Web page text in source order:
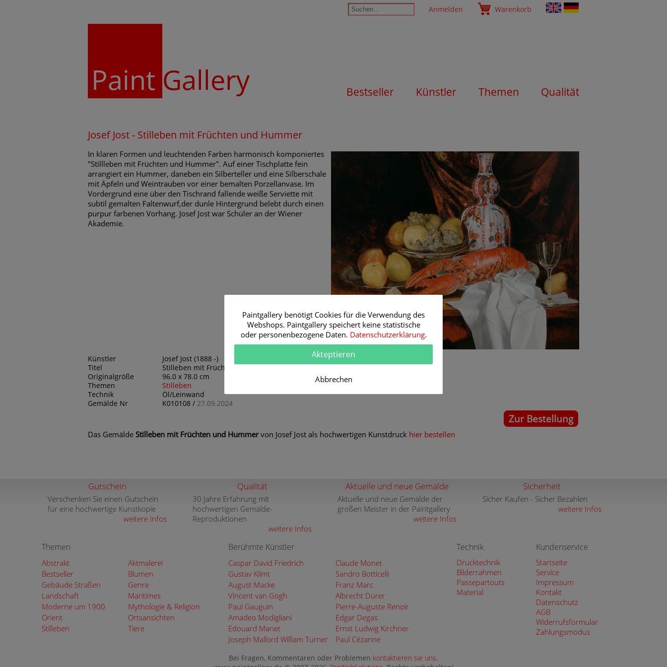
Anmelden Warenkorb
Paint Gallery Bestseller Künstler Themen Qualität
Josef Jost - Stilleben mit Früchten und Hummer
In klaren Formen und leuchtenden Farben harmonisch komponiertes
"Stillleben mit Früchten und Hummer". Auf einer Tischplatte fein
arrangiert ein Hummer, daneben ein Silberteller und eine Silberschale
mit Äpfeln und Weintrauben vor einer bemalten Porzellanvase. Im
Vordergrund eine über den Tischrand fallende weiße Serviette mit
subtil gemalten Faltenwurf,der dunle Hintergrund belebt durch einen
purpur farbenen Vorhang. Josef Jost war Schüler an der Wiener
Akademie.
Künstler
Josef Jost (1888 -)
Titel
Stilleben mit Früchten und Hummer
Originalgröße
96.0 x 78.0 cm
Themen
Stilleben
Technik
Öl/Leinwand
Gemälde Nr
K010108 / 27.09.2024
Zur Bestellung
Das Gemälde Stilleben mit Früchten und Hummervon Josef Jost als hochwertigen Kunstdruck hier bestellen
Gutschein
Verschenken Sie einen Gutschein
für eine hochwertige Kunstkopie
weitere Infos
Qualität
30 Jahre Erfahrung mit
hochwertigen Gemälde-
Reproduktionen
weitere Infos
Aktuelle und neue Gemälde
Aktuelle und neue Gemälde der
großen Meister in der Paintgallery
weitere Infos
Sicherheit
Sicher Kaufen - Sicher Bezahlen
weitere Infos
Themen
Abstrakt
Aktmalerei
Bestseller
Blumen
Gebäude Straßen
Genre
Landschaft
Maritimes
Moderne um 1900
Mythologie & Religion
Orient
Ortsansichten
Stilleben
Tiere
Berühmte Künstler
Caspar David Friedrich
Claude Monet
Gustav Klimt
Sandro Botticelli
August Macke
Franz Marc
Vincent van Gogh
Albrecht Dürer
Paul Gauguin
Pierre-Auguste Renoir
Amadeo Modigliani
Edgar Degas
Edouard Manet
Ernst Ludwig Kirchner
Joseph Mallord William Turner
Paul Cézanne
Technik
Drucktechnik
Bilderrahmen
Passepartouts
Material
Kundenservice
Startseite
Service
Impressum
Kontakt
Datenschutz
AGB
Widerrufsformular
Zahlungsmodus
Bei Fragen, Kommentaren oder Problemen kontaktieren sie uns.
Paintgallery benötigt Cookies für die Verwendung des
Webshops. Paintgallery speichert keine statistische
oder personenbezogene Daten. Datenschutzerklärung.
Akteptieren
Abbrechen